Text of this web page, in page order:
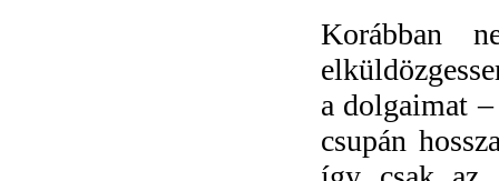
Korábban
a dolgaimat
csupán